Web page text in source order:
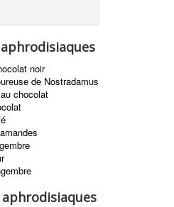
noir
de Nostradamus
chocolat